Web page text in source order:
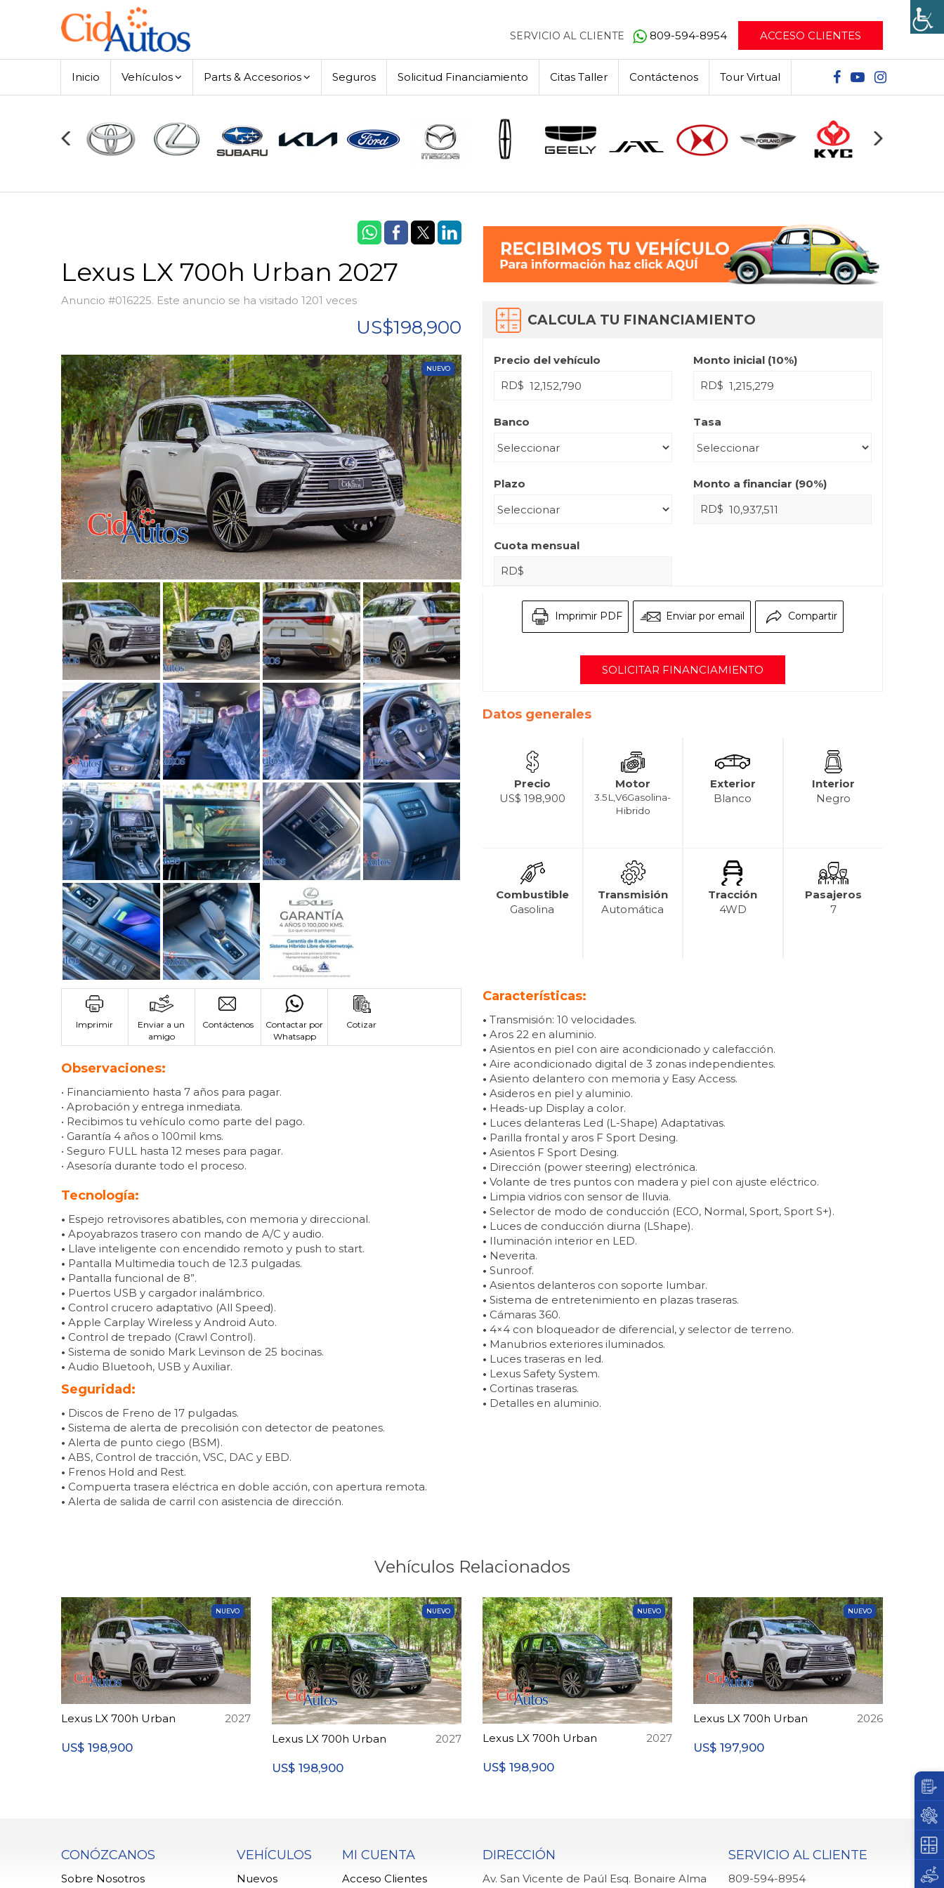
SERVICIO AL CLIENTE 809-594-8954 ACCESO CLIENTES
Inicio Vehículos Parts & Accesorios Seguros Solicitud Financiamiento Citas Taller Contáctenos Tour Virtual
Lexus LX 700h Urban 2027
Anuncio #016225. Este anuncio se ha visitado 1201 veces
US$198,900
NUEVO
Imprimir
Enviar a un
amigo
Contáctenos
Contactar por
Whatsapp
Cotizar
Observaciones:
• Financiamiento hasta 7 años para pagar.
• Aprobación y entrega inmediata.
• Recibimos tu vehículo como parte del pago.
• Garantía 4 años o 100mil kms.
• Seguro FULL hasta 12 meses para pagar.
• Asesoría durante todo el proceso.
Tecnología:
• Espejo retrovisores abatibles, con memoria y direccional.
• Apoyabrazos trasero con mando de A/C y audio.
• Llave inteligente con encendido remoto y push to start.
• Pantalla Multimedia touch de 12.3 pulgadas.
• Pantalla funcional de 8”.
• Puertos USB y cargador inalámbrico.
• Control crucero adaptativo (All Speed).
• Apple Carplay Wireless y Android Auto.
• Control de trepado (Crawl Control).
• Sistema de sonido Mark Levinson de 25 bocinas.
• Audio Bluetooh, USB y Auxiliar.
Seguridad:
• Discos de Freno de 17 pulgadas.
• Sistema de alerta de precolisión con detector de peatones.
• Alerta de punto ciego (BSM).
• ABS, Control de tracción, VSC, DAC y EBD.
• Frenos Hold and Rest.
• Compuerta trasera eléctrica en doble acción, con apertura remota.
• Alerta de salida de carril con asistencia de dirección.
CALCULA TU FINANCIAMIENTO
Precio del vehículo
RD$
Monto inicial (10%)
RD$
Banco Tasa
Plazo Monto a financiar (90%)
RD$
Cuota mensual
RD$
Imprimir PDF Enviar por email Compartir
SOLICITAR FINANCIAMIENTO
Datos generales
Precio
US$ 198,900
Motor
3.5L,V6Gasolina-
Hibrido
Exterior
Blanco
Interior
Negro
Combustible
Gasolina
Transmisión
Automática
Tracción
4WD
Pasajeros
7
Características:
• Transmisión: 10 velocidades.
• Aros 22 en aluminio.
• Asientos en piel con aire acondicionado y calefacción.
• Aire acondicionado digital de 3 zonas independientes.
• Asiento delantero con memoria y Easy Access.
• Asideros en piel y aluminio.
• Heads-up Display a color.
• Luces delanteras Led (L-Shape) Adaptativas.
• Parilla frontal y aros F Sport Desing.
• Asientos F Sport Desing.
• Dirección (power steering) electrónica.
• Volante de tres puntos con madera y piel con ajuste eléctrico.
• Limpia vidrios con sensor de lluvia.
• Selector de modo de conducción (ECO, Normal, Sport, Sport S+).
• Luces de conducción diurna (LShape).
• Iluminación interior en LED.
• Neverita.
• Sunroof.
• Asientos delanteros con soporte lumbar.
• Sistema de entretenimiento en plazas traseras.
• Cámaras 360.
• 4×4 con bloqueador de diferencial, y selector de terreno.
• Manubrios exteriores iluminados.
• Luces traseras en led.
• Lexus Safety System.
• Cortinas traseras.
• Detalles en aluminio.
Vehículos Relacionados
NUEVO
Lexus LX 700h Urban 2027
US$ 198,900
NUEVO
Lexus LX 700h Urban 2027
US$ 198,900
NUEVO
Lexus LX 700h Urban 2027
US$ 198,900
NUEVO
Lexus LX 700h Urban 2026
US$ 197,900
CONÓZCANOS
Sobre Nosotros
VEHÍCULOS
Nuevos
MI CUENTA
Acceso Clientes
DIRECCIÓN
Av. San Vicente de Paúl Esq. Bonaire Alma
SERVICIO AL CLIENTE
809-594-8954